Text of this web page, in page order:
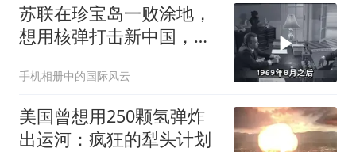
苏联在珍宝岛一败涂地，
想用核弹打击新中国，为
手机相册中的国际风云
美国曾想用250颗氢弹炸
出运河：疯狂的犁头计划